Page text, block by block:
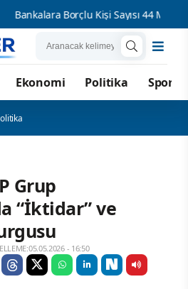
Ekonomi Politika Spor
Grup
“İktidar” ve
- 16:50